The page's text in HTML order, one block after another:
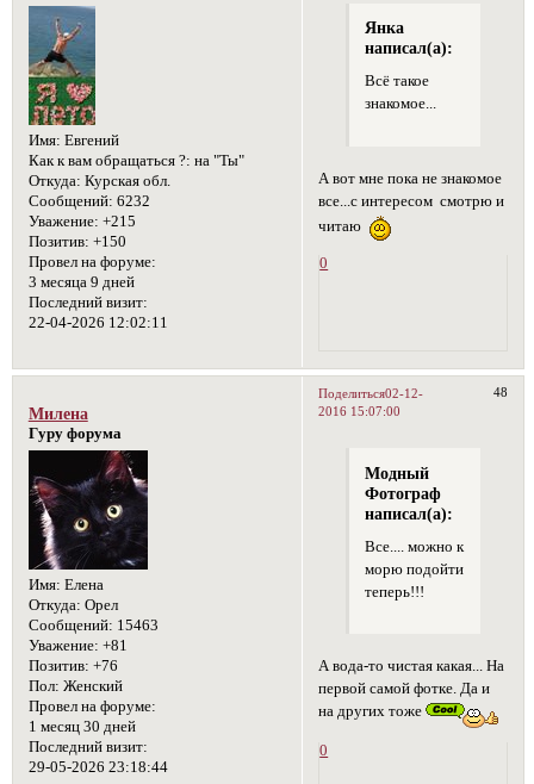
Имя: Евгений
Как к вам обращаться ?: на "Ты"
Откуда: Курская обл.
Сообщений: 6232
Уважение: +215
Позитив: +150
Провел на форуме:
3 месяца 9 дней
Последний визит:
22-04-2026 12:02:11
Янка
написал(а):
Всё такое
знакомое...
А вот мне пока не знакомое
все...с интересом смотрю и
читаю
0
Поделиться 48
02-12-
2016 15:07:00
Милена
Гуру форума
Имя: Елена
Откуда: Орел
Сообщений: 15463
Уважение: +81
Позитив: +76
Пол: Женский
Провел на форуме:
1 месяц 30 дней
Последний визит:
29-05-2026 23:18:44
Модный
Фотограф
написал(а):
Все.... можно к
морю подойти
теперь!!!
А вода-то чистая какая... На
первой самой фотке. Да и
на других тоже
0